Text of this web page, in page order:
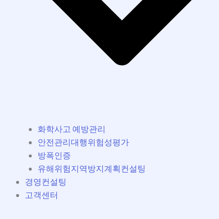
화학사고 예방관리
안전관리대행위험성평가
방폭인증
유해위험지역방지계획컨설팅
경영컨설팅
고객센터